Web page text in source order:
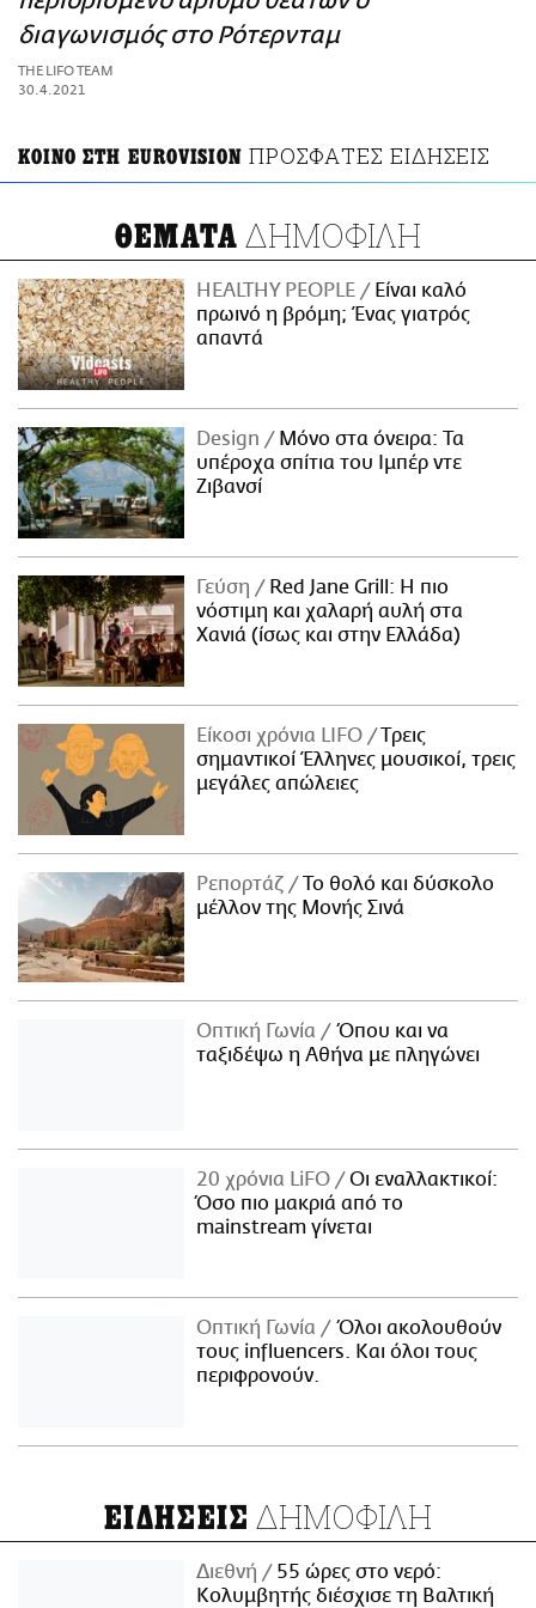
ΑΜΠΑ
PRINT
διαγωνισμός στο Ρότερνταμ
THE LIFO TEAM
30.4.2021
ΚΟΙΝΟ ΣΤΗ EUROVISION ΠΡΟΣΦΑΤΕΣ ΕΙΔΗΣΕΙΣ
ΘΕΜΑΤΑ ΔΗΜΟΦΙΛΗ
HEALTHY PEOPLE
Είναι καλό
πρωινό η βρόμη; Ένας γιατρός
απαντά
Design
Μόνο στα όνειρα: Τα
υπέροχα σπίτια του Ιμπέρ ντε
Ζιβανσί
Γεύση
Red Jane Grill: Η πιο
νόστιμη και χαλαρή αυλή στα
Χανιά (ίσως και στην Ελλάδα)
Είκοσι χρόνια LIFO
Tρεις
σημαντικοί Έλληνες μουσικοί, τρεις
μεγάλες απώλειες
Ρεπορτάζ
Το θολό και δύσκολο
μέλλον της Μονής Σινά
Οπτική Γωνία
Όπου και να
ταξιδέψω η Αθήνα με πληγώνει
20 χρόνια LiFO
Οι εναλλακτικοί:
Όσο πιο μακριά από το
mainstream γίνεται
Οπτική Γωνία
Όλοι ακολουθούν
τους influencers. Και όλοι τους
περιφρονούν.
ΕΙΔΗΣΕΙΣ ΔΗΜΟΦΙΛΗ
Διεθνή
55 ώρες στο νερό:
Κολυμβητής διέσχισε τη Βαλτική